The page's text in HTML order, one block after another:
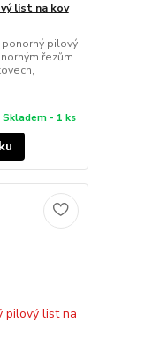
list na kov
ponorný pilový
řezům
Skladem - 1 ks